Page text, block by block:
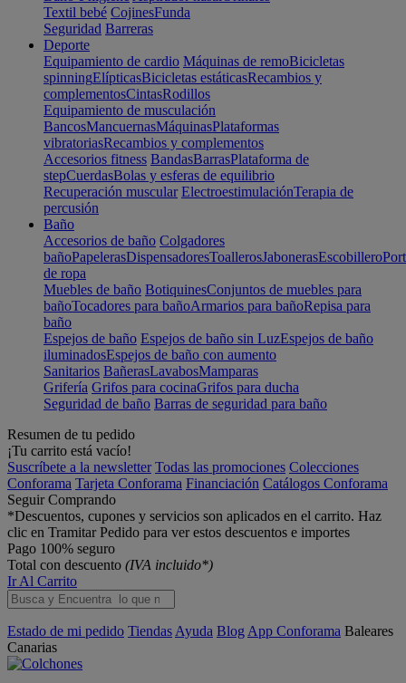
Textil bebé CojinesFunda
Seguridad Barreras
Deporte
Equipamiento de cardio Máquinas de remoBicicletas
spinningElípticasBicicletas estáticasRecambios y
complementosCintasRodillos
Equipamiento de musculación
BancosMancuernasMáquinasPlataformas
vibratoriasRecambios y complementos
Accesorios fitness BandasBarrasPlataforma de
stepCuerdasBolas y esferas de equilibrio
Recuperación muscular ElectroestimulaciónTerapia de
percusión
Baño
Accesorios de baño Colgadores
bañoPapelerasDispensadoresToallerosJabonerasEscobillero
de ropa
Muebles de baño BotiquinesConjuntos de muebles para
bañoTocadores para bañoArmarios para bañoRepisa para
baño
Espejos de baño Espejos de baño sin LuzEspejos de baño
iluminadosEspejos de baño con aumento
Sanitarios BañerasLavabosMamparas
Grifería Grifos para cocinaGrifos para ducha
Seguridad de baño Barras de seguridad para baño
Resumen de tu pedido
¡Tu carrito está vacío!
Suscríbete a la newsletter Todas las promociones Colecciones
Conforama Tarjeta Conforama Financiación Catálogos Conforama
Seguir Comprando
*Descuentos, cupones y servicios son aplicados en el carrito. Haz
clic en Tramitar Pedido para ver estos descuentos e importes
Pago 100% seguro
Total con descuento (IVA incluido*)
Ir Al Carrito
Estado de mi pedido Tiendas Ayuda Blog App Conforama Baleares
Canarias